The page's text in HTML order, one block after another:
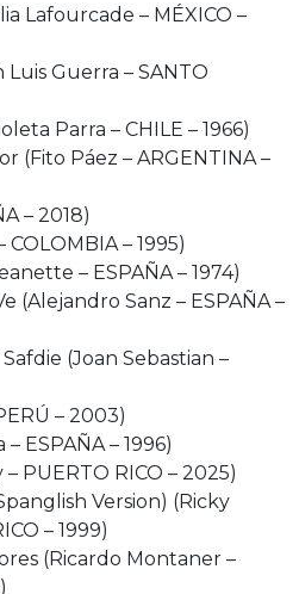
Lafourcade – MÉXICO –
Luis Guerra – SANTO
Parra – CHILE – 1966)
(Fito Páez – ARGENTINA –
– 2018)
– 1995)
– ESPAÑA – 1974)
(Alejandro Sanz – ESPAÑA –
Safdie (Joan Sebastian –
– 2003)
ESPAÑA – 1996)
PUERTO RICO – 2025)
Version) (Ricky
– 1999)
(Ricardo Montaner –